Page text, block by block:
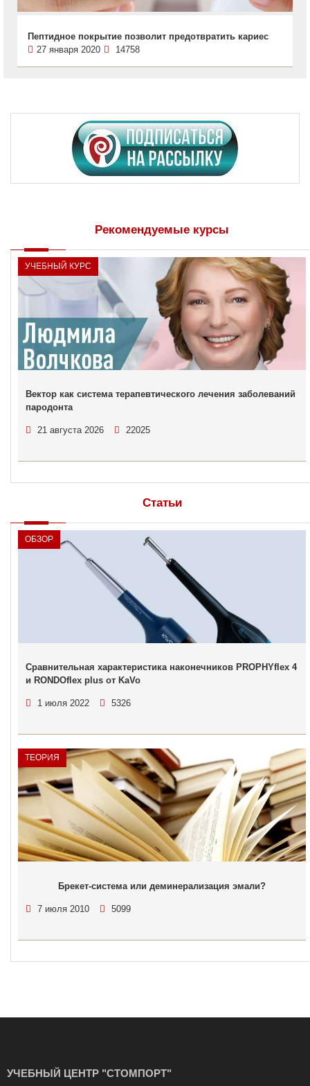
Пептидное покрытие позволит предотвратить кариес
27 января 2020
14758
Рекомендуемые курсы
УЧЕБНЫЙ КУРС
Вектор как система терапевтического лечения заболеваний
пародонта
21 августа 2026 22025
Статьи
ОБЗОР
Сравнительная характеристика наконечников PROPHYflex 4
и RONDOflex plus от KaVo
1 июля 2022 5326
ТЕОРИЯ
Брекет-система или деминерализация эмали?
7 июля 2010 5099
УЧЕБНЫЙ ЦЕНТР "СТОМПОРТ"